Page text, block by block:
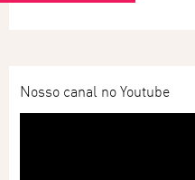
Nosso canal no Youtube